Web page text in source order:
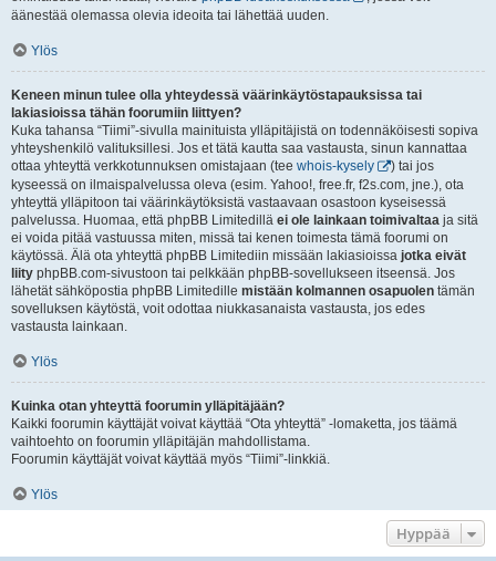
äänestää olemassa olevia ideoita tai lähettää uuden.
Ylös
Keneen minun tulee olla yhteydessä väärinkäytöstapauksissa tai
lakiasioissa tähän foorumiin liittyen?
Kuka tahansa “Tiimi”-sivulla mainituista ylläpitäjistä on todennäköisesti sopiva
yhteyshenkilö valituksillesi. Jos et tätä kautta saa vastausta, sinun kannattaa
ottaa yhteyttä verkkotunnuksen omistajaan (tee whois-kysely
) tai jos
kyseessä on ilmaispalvelussa oleva (esim. Yahoo!, free.fr, f2s.com, jne.), ota
yhteyttä ylläpitoon tai väärinkäytöksistä vastaavaan osastoon kyseisessä
palvelussa. Huomaa, että phpBB Limitedillä ei ole lainkaan toimivaltaa ja sitä
ei voida pitää vastuussa miten, missä tai kenen toimesta tämä foorumi on
käytössä. Älä ota yhteyttä phpBB Limitediin missään lakiasioissa jotka eivät
liity phpBB.com-sivustoon tai pelkkään phpBB-sovellukseen itseensä. Jos
lähetät sähköpostia phpBB Limitedille mistään kolmannen osapuolen tämän
sovelluksen käytöstä, voit odottaa niukkasanaista vastausta, jos edes
vastausta lainkaan.
Ylös
Kuinka otan yhteyttä foorumin ylläpitäjään?
Kaikki foorumin käyttäjät voivat käyttää “Ota yhteyttä” -lomaketta, jos täämä
vaihtoehto on foorumin ylläpitäjän mahdollistama.
Foorumin käyttäjät voivat käyttää myös “Tiimi”-linkkiä.
Ylös
Hyppää